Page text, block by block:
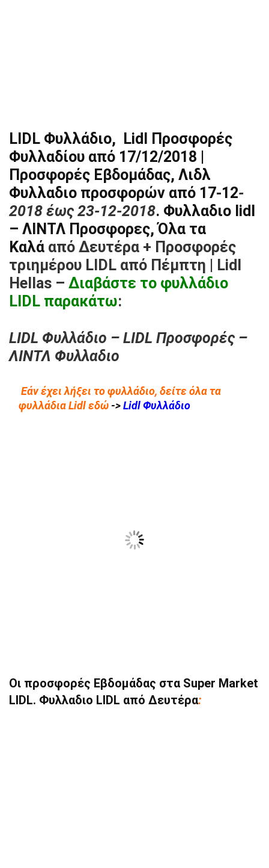
LIDL Φυλλάδιο, Lidl Προσφορές
Φυλλαδίου από 17/12/2018 |
Προσφορές Εβδομάδας, Λιδλ
Φυλλαδιο προσφορών από 17-12-
2018 έως 23-12-2018. Φυλλαδιο lidl
– ΛΙΝΤΛ Προσφορες, Όλα τα
Καλά από Δευτέρα + Προσφορές
τριημέρου LIDL από Πέμπτη
| Lidl
Hellas – Διαβάστε το φυλλάδιο
LIDL παρακάτω:
LIDL Φυλλάδιο – LIDL Προσφορές –
ΛΙΝΤΛ Φυλλαδιο
Εάν έχει λήξει το φυλλάδιο, δείτε όλα τα
φυλλάδια Lidl εδώ->Lidl Φυλλάδιο
Οι προσφορές Εβδομάδας στα Super Market
LIDL. Φυλλαδιο LIDL από Δευτέρα: